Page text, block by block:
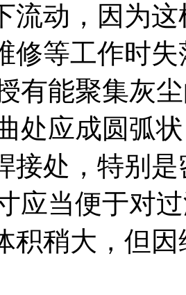
流动，因为
修等工作时失
有能聚集灰
处应成圆弧
接处，特别
应当便于对
积稍大，但